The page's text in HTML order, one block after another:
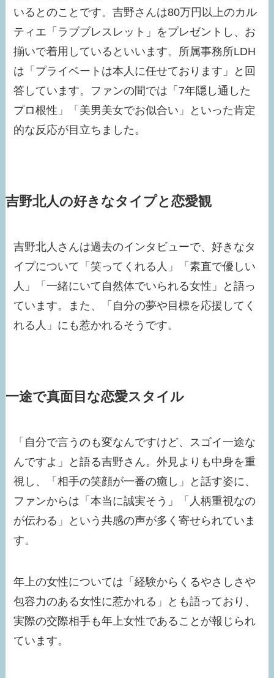
いるとのことです。吉野さんは80万円以上のカル
ティエ「ラブブレスレット」をプレゼントし、お
揃いで着用しているといいます。所属事務所LDH
は「プライベートは本人に任せております」と回
答しています。ファンの間では「7年隠し通した
プロ根性」「美男美女でお似合い」といった肯定
的な反応が目立ちました。
吉野北人の好きなタイプと恋愛観
吉野北人さんは過去のインタビューで、好きなタ
イプについて「笑ってくれる人」「素直で優しい
人」「一緒にいて自然体でいられる女性」と語っ
ています。また、「自分の夢や目標を応援してく
れる人」にも惹かれるそうです。​
一途で真面目な恋愛スタイル
「自分で言うのも変なんですけど、スゴイ一途な
んですよ」と語る吉野さん。外見よりも中身を重
視し、「相手の笑顔が一番の癒し」と話す姿に、
ファンからは「本当に誠実そう」「人柄重視なの
が伝わる」という共感の声が多く寄せられていま
す。
年上の女性については「経験からくるやさしさや
包容力のある女性に惹かれる」とも語っており、
実際の交際相手も年上女性であることが報じられ
ています。